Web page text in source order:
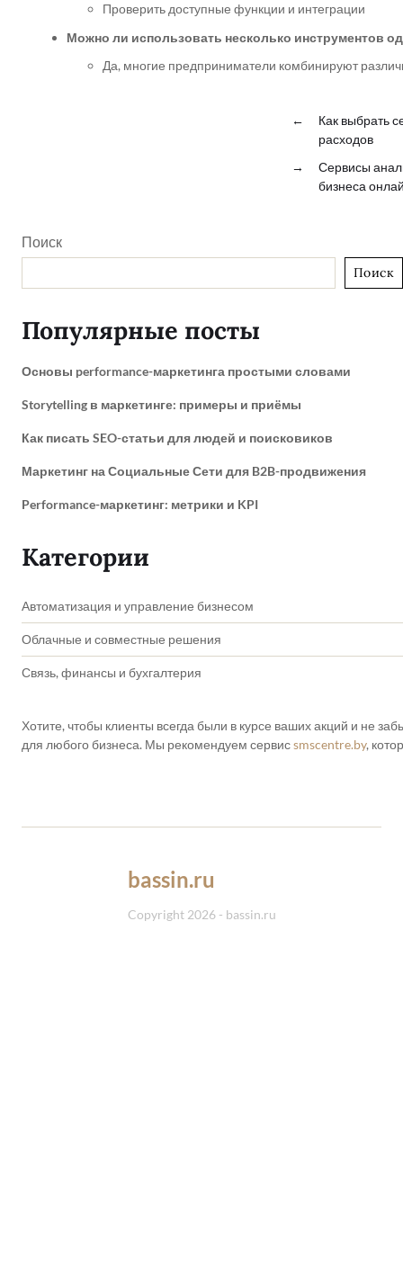
Проверить доступные функции и интеграции
Можно ли использовать несколько инструментов
Да, многие предприниматели комбинируют
←
Как выбрать
расходов
→
Сервисы
бизнеса
Поиск
Поиск
Популярные посты
Основы performance-маркетинга простыми словами
Storytelling в маркетинге: примеры и приёмы
Как писать SEO-статьи для людей и поисковиков
Маркетинг на Социальные Сети для B2B-продвижения
Performance-маркетинг: метрики и KPI
Категории
Автоматизация и управление бизнесом
Облачные и совместные решения
Связь, финансы и бухгалтерия
Хотите, чтобы клиенты всегда были в курсе ваших акций и не
для любого бизнеса. Мы рекомендуем сервисsmscentre.by,
bassin.ru
Copyright 2026 - bassin.ru